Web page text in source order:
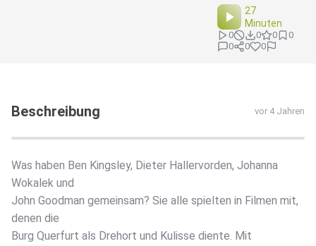
27
Minuten
0 0 0
0
0
0 0
Beschreibung vor 4 Jahren
Was haben Ben Kingsley, Dieter Hallervorden, Johanna
Wokalek und
John Goodman gemeinsam? Sie alle spielten in Filmen mit,
denen die
Burg Querfurt als Drehort und Kulisse diente. Mit